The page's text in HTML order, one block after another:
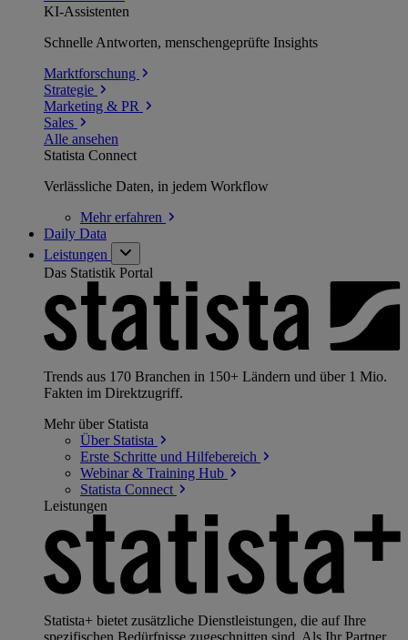
KI-Assistenten
Schnelle Antworten, menschengeprüfte Insights
Marktforschung
Strategie
Marketing & PR
Sales
Alle ansehen
Statista Connect
Verlässliche Daten, in jedem Workflow
Mehrerfahren
Daily Data
Leistungen
Das Statistik Portal
Trends aus 170 Branchen in 150+ Ländern und über 1 Mio.
Fakten im Direktzugriff.
Mehr über Statista
Über Statista
Erste Schritte und Hilfebereich
Webinar & Training Hub
Statista Connect
Leistungen
Statista+ bietet zusätzliche Dienstleistungen, die auf Ihre
spezifischen Bedürfnisse zugeschnitten sind. Als Ihr Partner